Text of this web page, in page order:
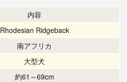
内容
Rhodesian Ridgeback
南アフリカ
大型犬
約61～69cm